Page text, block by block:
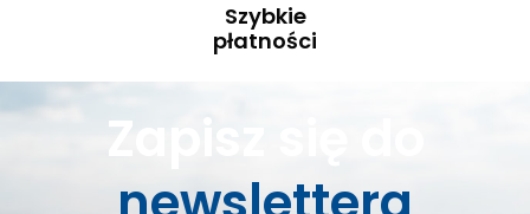
Szybkie
płatności
Zapisz się do